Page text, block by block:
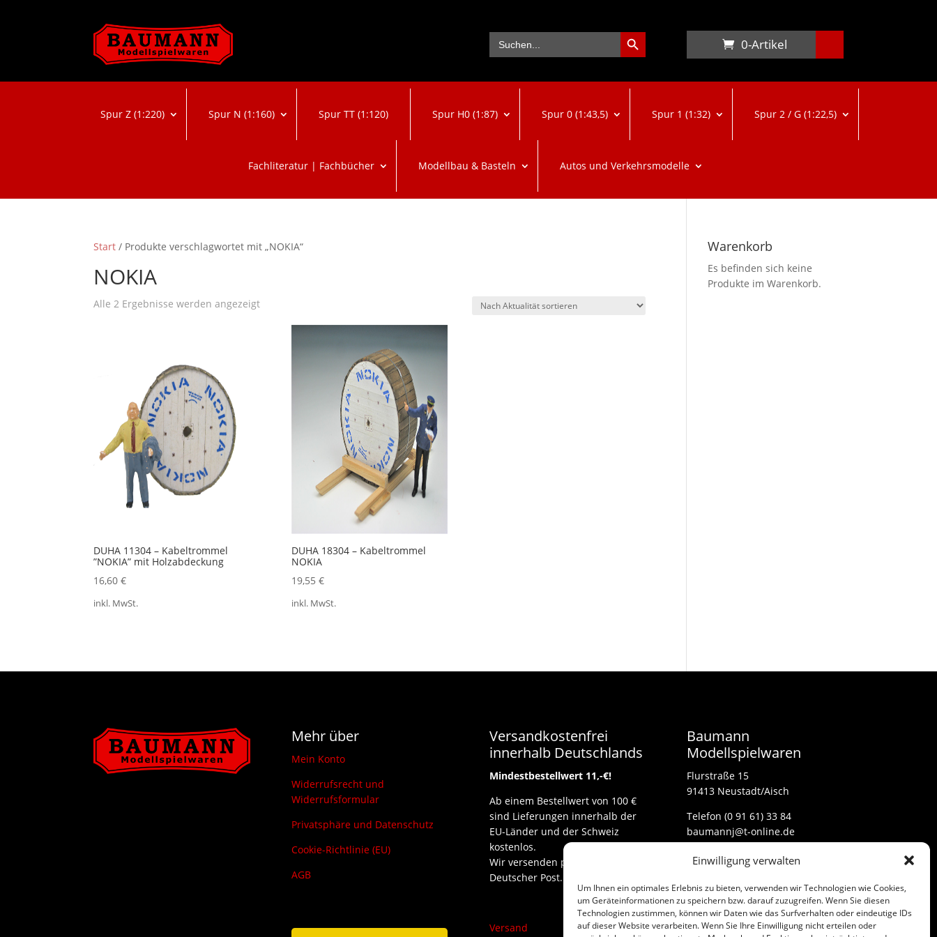
Einwilligung verwalten
Um Ihnen ein optimales Erlebnis zu bieten, verwenden wir Technologien wie Cookies,
um Geräteinformationen zu speichern bzw. darauf zuzugreifen. Wenn Sie diesen
Technologien zustimmen, können wir Daten wie das Surfverhalten oder eindeutige IDs
auf dieser Website verarbeiten. Wenn Sie Ihre Einwilligung nicht erteilen oder
Search
for:
Search Button
0-Artikel
Spur Z (1:220) Spur N (1:160) Spur TT (1:120) Spur H0 (1:87) Spur 0 (1:43,5) Spur 1 (1:32) Spur 2 / G (1:22,5)
Fachliteratur | Fachbücher Modellbau & Basteln Autos und Verkehrsmodelle
Start / Produkte verschlagwortet mit „NOKIA“
NOKIA
Alle 2 Ergebnisse werden angezeigtNach
DUHA 11304 – Kabeltrommel
”NOKIA” mit Holzabdeckung
16,60€
inkl. MwSt.
DUHA 18304 – Kabeltrommel
NOKIA
19,55 €
inkl. MwSt.
Warenkorb
Es befinden sich keine
Produkte im Warenkorb.
Mehr über
Mein Konto
Widerrufsrecht und
Widerrufsformular
Privatsphäre und Datenschutz
Cookie-Richtlinie (EU)
AGB
Versandkostenfrei
innerhalb Deutschlands
Mindestbestellwert 11,-€!
Ab einem Bestellwert von 100 €
sind Lieferungen innerhalb der
EU-Länder und der Schweiz
kostenlos.
Wir versenden per DHL und
Deutscher Post.
Versand
Baumann
Modellspielwaren
Flurstraße 15
91413 Neustadt/Aisch
Telefon (0 91 61) 33 84
baumannj@t-online.de
Kontakt
Impressum